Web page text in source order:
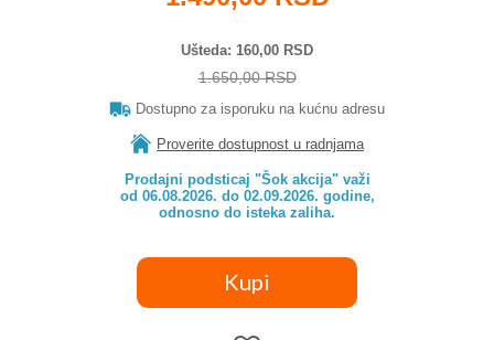
Ušteda 160,00 RSD
1.650,00 RSD
Dostupno za isporuku na kućnu adresu
Proverite dostupnost u radnjama
Prodajni podsticaj "Šok akcija" važi
od 06.08.2026. do 02.09.2026. godine,
odnosno do isteka zaliha.